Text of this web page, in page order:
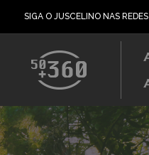
SIGA O JUSCELINO NAS REDES